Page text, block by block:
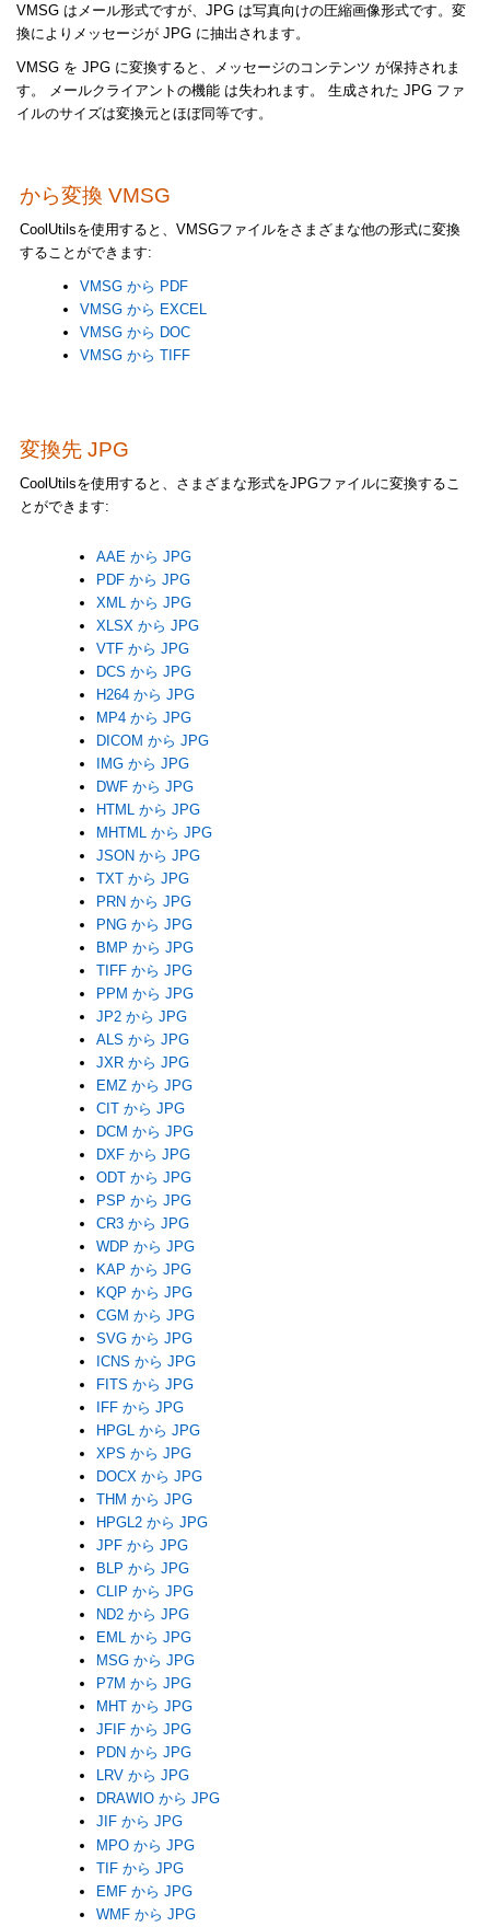
VMSG はメール形式ですが、JPG は写真向けの圧縮画像形式です。変
換によりメッセージが JPG に抽出されます。
VMSG を JPG に変換すると、メッセージのコンテンツ が保持されま
す。 メールクライアントの機能 は失われます。 生成された JPG ファ
イルのサイズは変換元とほぼ同等です。
から変換 VMSG
CoolUtilsを使用すると、VMSGファイルをさまざまな他の形式に変換
することができます:
VMSG から PDF
VMSG から EXCEL
VMSG から DOC
VMSG から TIFF
変換先 JPG
CoolUtilsを使用すると、さまざまな形式をJPGファイルに変換するこ
とができます:
AAE から JPG
PDF から JPG
XML から JPG
XLSX から JPG
VTF から JPG
DCS から JPG
H264 から JPG
MP4 から JPG
DICOM から JPG
IMG から JPG
DWF から JPG
HTML から JPG
MHTML から JPG
JSON から JPG
TXT から JPG
PRN から JPG
PNG から JPG
BMP から JPG
TIFF から JPG
PPM から JPG
JP2 から JPG
ALS から JPG
JXR から JPG
EMZ から JPG
CIT から JPG
DCM から JPG
DXF から JPG
ODT から JPG
PSP から JPG
CR3 から JPG
WDP から JPG
KAP から JPG
KQP から JPG
CGM から JPG
SVG から JPG
ICNS から JPG
FITS から JPG
IFF から JPG
HPGL から JPG
XPS から JPG
DOCX から JPG
THM から JPG
HPGL2 から JPG
JPF から JPG
BLP から JPG
CLIP から JPG
ND2 から JPG
EML から JPG
MSG から JPG
P7M から JPG
MHT から JPG
JFIF から JPG
PDN から JPG
LRV から JPG
DRAWIO から JPG
JIF から JPG
MPO から JPG
TIF から JPG
EMF から JPG
WMF から JPG